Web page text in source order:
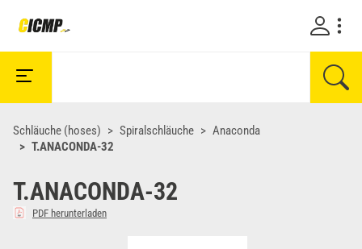
Schläuche (hoses) Spiralschläuche
Anaconda
T.ANACONDA-32
T.ANACONDA-32
PDF herunterladen